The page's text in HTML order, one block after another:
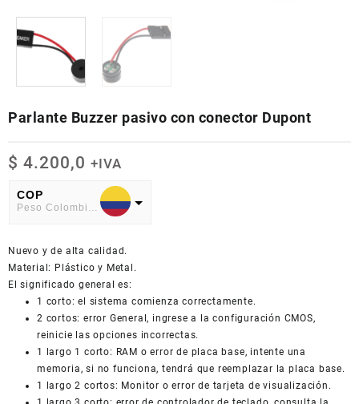
Parlante Buzzer pasivo con conector Dupont
$ 4.200,0 +IVA
COP
Peso Colombiano
American Dollar
Nuevo y de alta calidad.
Material: Plástico y Metal.
El significado general es:
1 corto: el sistema comienza correctamente.
2 cortos: error General, ingrese a la configuración CMOS,
reinicie las opciones incorrectas.
1 largo 1 corto: RAM o error de placa base, intente una
memoria, si no funciona, tendrá que reemplazar la placa base.
1 largo 2 cortos: Monitor o error de tarjeta de visualización.